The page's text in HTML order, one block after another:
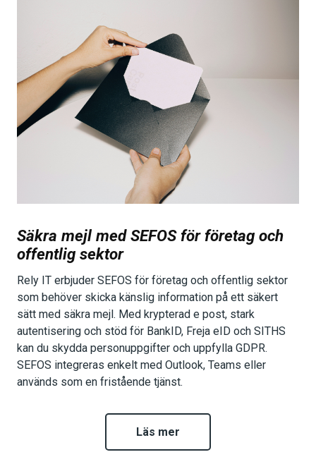
Säkra mejl med SEFOS för företag och
offentlig sektor
Rely IT erbjuder SEFOS för företag och offentlig sektor
som behöver skicka känslig information på ett säkert
sätt med säkra mejl. Med krypterad e post, stark
autentisering och stöd för BankID, Freja eID och SITHS
kan du skydda personuppgifter och uppfylla GDPR.
SEFOS integreras enkelt med Outlook, Teams eller
används som en fristående tjänst.
Läs mer